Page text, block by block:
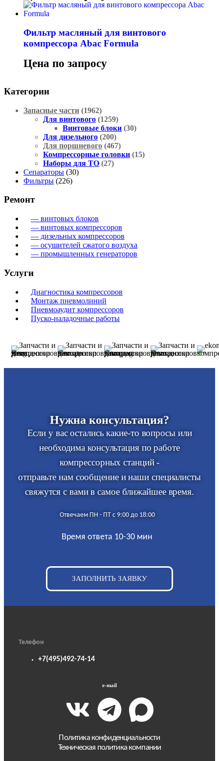
Фильтр масляный для винтового
компрессора Abac Formula
Цена по запросу
Категории
Запасные части (1962)
Для винтового (1259)
Винтовые блоки (30)
Для дизельного (200)
Для поршневого (467)
Компрессорные головки (15)
Наборы для ТО (27)
Сепараторы (30)
Фильтры (226)
Ремонт
— винтовых блоков
— винтовых компрессоров
— дизельных компрессоров
— осушителей сжатого воздуха
— промышленных генераторов
Услуги
Диагностика компрессоров
Монтаж пневмолиний
Пневмоаудит компрессоров
Пуско-наладочные работы
Нужна консультация?
Если у вас остались какие-то вопросы или
необходима консультация по работе
компрессорных станций -
отправьте нам сообщение и наши специалисты
свяжутся с вами в самое ближайшее время.
Отвечаем ПН - ПТ с 9:00 до 18:00
Время ответа 10-30 мин
ЗАПОЛНИТЬ ЗАЯВКУ
Телефон
+7(495)492-74-14
e-mail
Политика конфиденциальности
Техническая политика компании